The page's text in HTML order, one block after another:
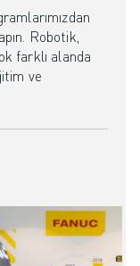
Robotik,
farklı alanda
ve